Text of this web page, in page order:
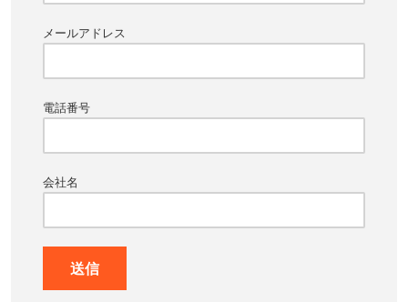
メールアドレス
電話番号
会社名
送信